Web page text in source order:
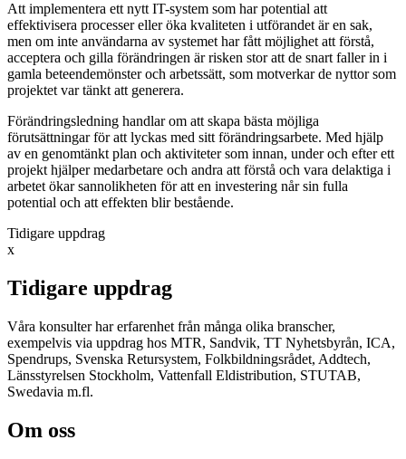
Att implementera ett nytt IT-system som har potential att
effektivisera processer eller öka kvaliteten i utförandet är en sak,
men om inte användarna av systemet har fått möjlighet att förstå,
acceptera och gilla förändringen är risken stor att de snart faller in i
gamla beteendemönster och arbetssätt, som motverkar de nyttor som
projektet var tänkt att generera.
Förändringsledning handlar om att skapa bästa möjliga
förutsättningar för att lyckas med sitt förändringsarbete. Med hjälp
av en genomtänkt plan och aktiviteter som innan, under och efter ett
projekt hjälper medarbetare och andra att förstå och vara delaktiga i
arbetet ökar sannolikheten för att en investering når sin fulla
potential och att effekten blir bestående.
Tidigare uppdrag
x
Tidigare uppdrag
Våra konsulter har erfarenhet från många olika branscher,
exempelvis via uppdrag hos MTR, Sandvik, TT Nyhetsbyrån, ICA,
Spendrups, Svenska Retursystem, Folkbildningsrådet, Addtech,
Länsstyrelsen Stockholm, Vattenfall Eldistribution, STUTAB,
Swedavia m.fl.
Om oss